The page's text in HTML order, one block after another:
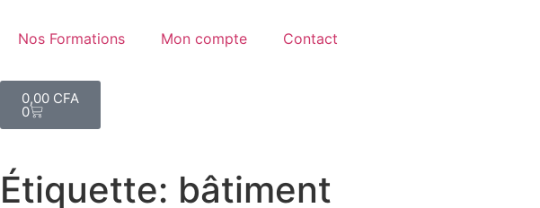
Nos Formations Mon compte Contact
0,00 CFA
0
Étiquette: bâtiment